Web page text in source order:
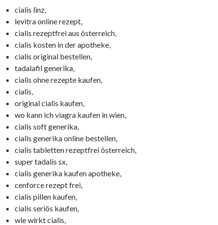
cialis linz,
levitra online rezept,
cialis rezeptfrei aus österreich,
cialis kosten in der apotheke,
cialis original bestellen,
tadalafil generika,
cialis ohne rezepte kaufen,
cialis,
original cialis kaufen,
wo kann ich viagra kaufen in wien,
cialis soft generika,
cialis generika online bestellen,
cialis tabletten rezeptfrei österreich,
super tadalis sx,
cialis generika kaufen apotheke,
cenforce rezept frei,
cialis pillen kaufen,
cialis seriös kaufen,
wie wirkt cialis,